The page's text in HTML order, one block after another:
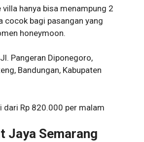
villa hanya bisa menampung 2
cocok bagi pasangan yang
honeymoon.
Pangeran Diponegoro,
Bandungan, Kabupaten
dari Rp 820.000 per malam
Jaya Semarang